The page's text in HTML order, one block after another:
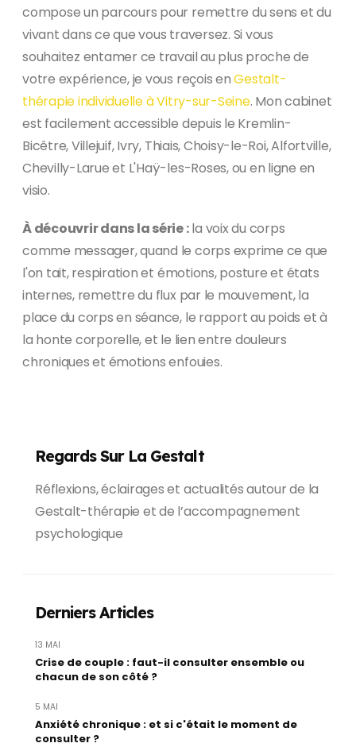
compose un parcours pour remettre du sens et du
vivant dans ce que vous traversez. Si vous
souhaitez entamer ce travail au plus proche de
votre expérience, je vous reçois enGestalt-
thérapie individuelle à Vitry-sur-Seine. Mon cabinet
est facilement accessible depuis le Kremlin-
Bicêtre, Villejuif, Ivry, Thiais, Choisy-le-Roi, Alfortville,
Chevilly-Larue et L'Haÿ-les-Roses, ou en ligne en
visio.
À découvrir dans la série :la voix du corps
comme messager, quand le corps exprime ce que
l'on tait, respiration et émotions, posture et états
internes, remettre du flux par le mouvement, la
place du corps en séance, le rapport au poids et à
la honte corporelle, et le lien entre douleurs
chroniques et émotions enfouies.
Regards Sur La Gestalt
Réflexions, éclairages et actualités autour de la
Gestalt-thérapie et de l’accompagnement
psychologique
Derniers Articles
13 MAI
Crise de couple : faut-il consulter ensemble ou
chacun de son côté ?
5 MAI
Anxiété chronique : et si c'était le moment de
consulter ?